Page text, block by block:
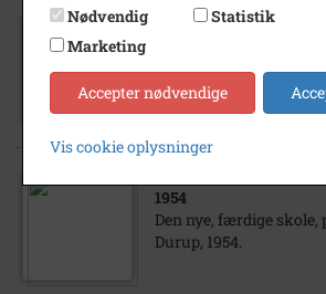
Stadionvej 2, 1954.
1954
Den nye, færdige skole,
Durup, 1954.
Nødvendig
Statistik
Marketing
Accepter nødvendige
Vis cookie oplysninger